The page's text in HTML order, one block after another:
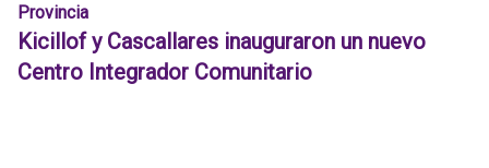
Provincia
Kicillof y Cascallares inauguraron un nuevo
Centro Integrador Comunitario